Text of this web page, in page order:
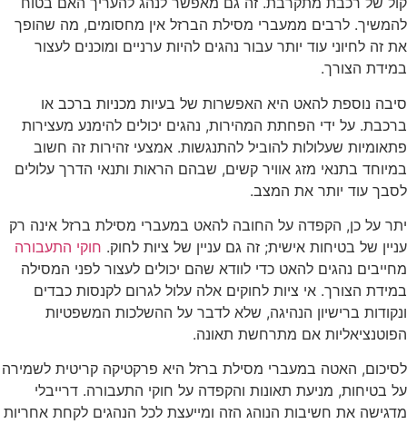
לרבים ממעברי מסילת הברזל אין מחסומים, מה שהופך
זה לחיוני עוד יותר עבור נהגים להיות ערניים ומוכנים לעצור
הצורך.
נוספת להאט היא האפשרות של בעיות מכניות ברכב או
על ידי הפחתת המהירות, נהגים יכולים להימנע מעצירות
שעלולות להוביל להתנגשות. אמצעי זהירות זה חשוב
בתנאי מזג אוויר קשים, שבהם הראות ותנאי הדרך עלולים
עוד יותר את המצב.
על כן, הקפדה על החובה להאט במעברי מסילת ברזל אינה רק
של בטיחות אישית; זה גם עניין של ציות לחוק.חוקי התעבורה
נהגים להאט כדי לוודא שהם יכולים לעצור לפני המסילה
הצורך. אי ציות לחוקים אלה עלול לגרום לקנסות כבדים
ברישיון הנהיגה, שלא לדבר על ההשלכות המשפטיות
אם מתרחשת תאונה.
האטה במעברי מסילת ברזל היא פרקטיקה קריטית לשמירה
בטיחות, מניעת תאונות והקפדה על חוקי התעבורה. דרייבלי
את חשיבות הנוהג הזה ומייעצת לכל הנהגים לקחת אחריות